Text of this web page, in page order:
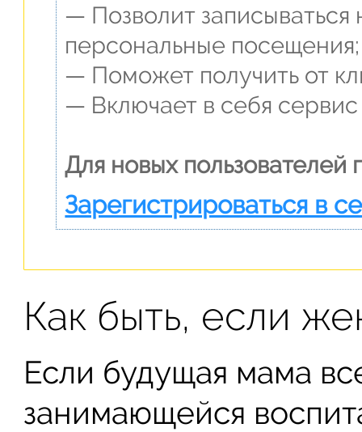
— Позволит записываться
персональные посещения;
— Поможет получить от
— Включает в себя сервис
Для новых
Зарегистрироваться в
Как быть, если
Если будущая мама
занимающейся